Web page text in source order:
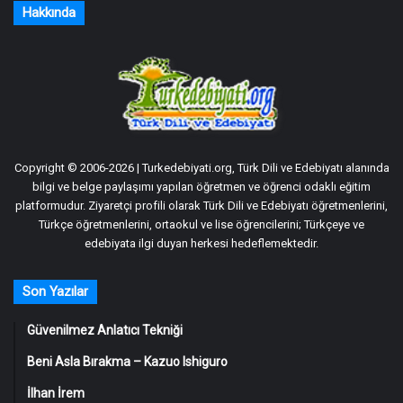
Hakkında
Copyright © 2006-2026 | Turkedebiyati.org, Türk Dili ve Edebiyatı alanında
bilgi ve belge paylaşımı yapılan öğretmen ve öğrenci odaklı eğitim
platformudur. Ziyaretçi profili olarak Türk Dili ve Edebiyatı öğretmenlerini,
Türkçe öğretmenlerini, ortaokul ve lise öğrencilerini; Türkçeye ve
edebiyata ilgi duyan herkesi hedeflemektedir.
Son Yazılar
Güvenilmez Anlatıcı Tekniği
Beni Asla Bırakma – Kazuo Ishiguro
İlhan İrem